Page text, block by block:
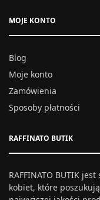
MOJE KONTO
Blog
Moje konto
Zamówienia
Sposoby płatności
RAFFINATO BUTIK
RAFFINATO BUTIK
kobiet, które